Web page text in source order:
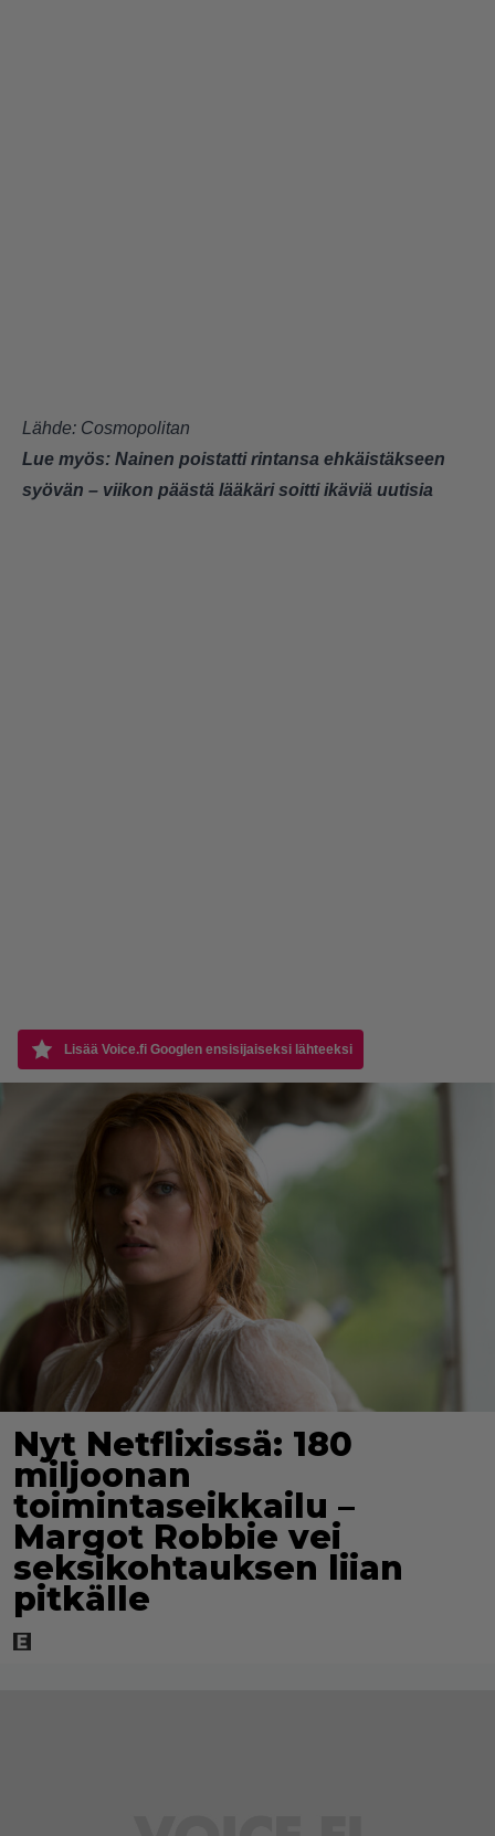
Lähde: Cosmopolitan
Lue myös: Nainen poistatti rintansa ehkäistäkseen
syövän – viikon päästä lääkäri soitti ikäviä uutisia
Lisää Voice.fi Googlen ensisijaiseksi lähteeksi
Nyt Netflixissä: 180
miljoonan
toimintaseikkailu –
Margot Robbie vei
seksikohtauksen liian
pitkälle